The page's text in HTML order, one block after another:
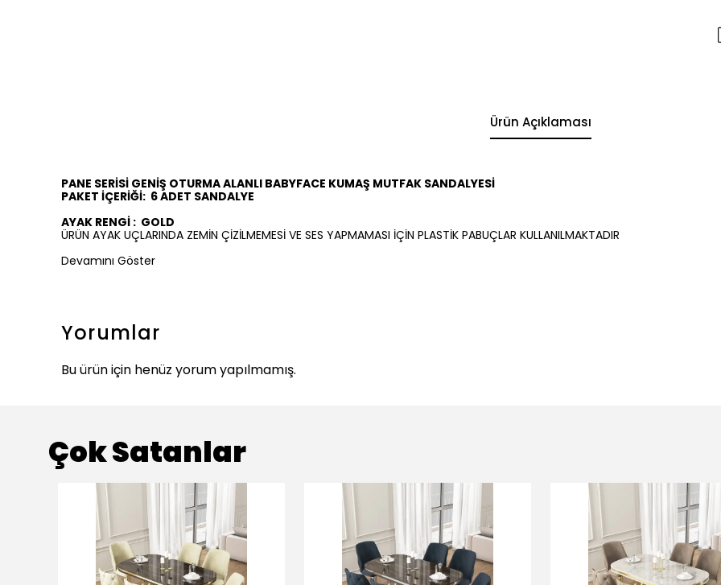
Ürün Açıklaması
PANE SERİSİ GENİŞ OTURMA ALANLI BABYFACE KUMAŞ MUTFAK SANDALYESİ
PAKET İÇERİĞİ: 6ADET SANDALYE
AYAK RENGİ : GOLD
ÜRÜN AYAK UÇLARINDA ZEMİN ÇİZİLMEMESİ VE SES YAPMAMASI İÇİN PLASTİK PABUÇLAR KULLANILMAKTADIR
Devamını Göster
Yorumlar
Bu ürün için henüz yorum yapılmamış.
Çok Satanlar